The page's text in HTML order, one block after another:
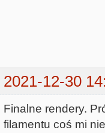
2021-12-30
Finalne rendery.
filamentu coś mi